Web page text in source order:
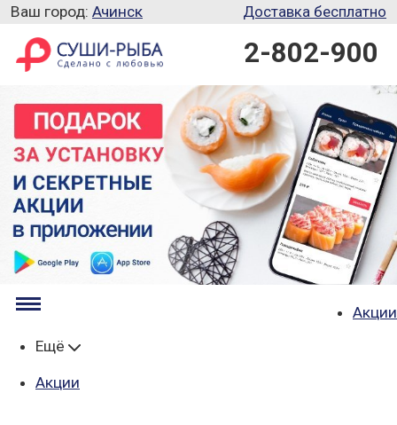
Ваш город: Ачинск Доставка бесплатно
2-802-900
Акции
Ещё
Акции